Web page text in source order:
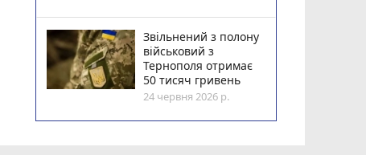
Звільнений з полону
військовий з
Тернополя отримає
50 тисяч гривень
24 червня 2026 р.